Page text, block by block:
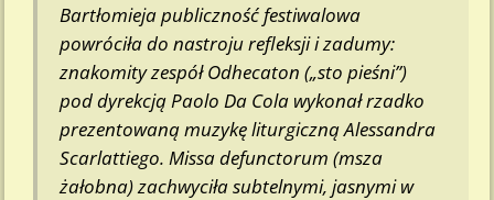
Bartłomieja publiczność festiwalowa
powróciła do nastroju refleksji i zadumy:
znakomity zespół Odhecaton („sto pieśni”)
pod dyrekcją Paolo Da Cola wykonał rzadko
prezentowaną muzykę liturgiczną Alessandra
Scarlattiego.Missa defunctorum (msza
żałobna) zachwyciła subtelnymi, jasnymi w